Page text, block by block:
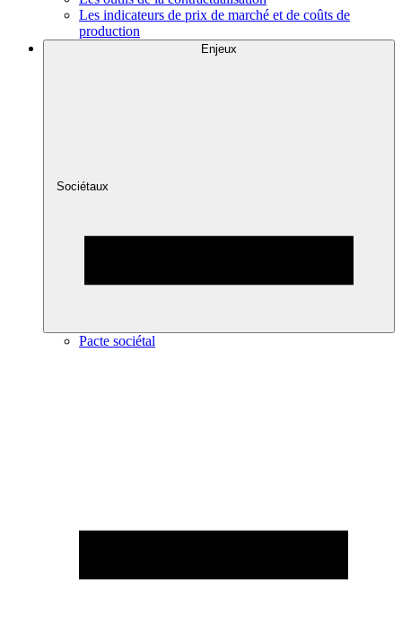
Les indicateurs de prix de marché et de coûts de
production
Enjeux
Sociétaux
Pacte sociétal